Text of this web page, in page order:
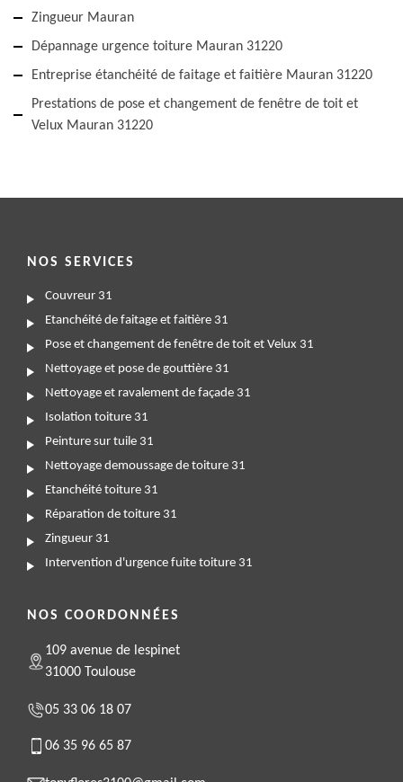
Zingueur Mauran
Dépannage urgence toiture Mauran 31220
Entreprise étanchéité de faitage et faitière Mauran 31220
Prestations de pose et changement de fenêtre de toit et
Velux Mauran 31220
NOS SERVICES
Couvreur 31
Etanchéité de faitage et faitière 31
Pose et changement de fenêtre de toit et Velux 31
Nettoyage et pose de gouttière 31
Nettoyage et ravalement de façade 31
Isolation toiture 31
Peinture sur tuile 31
Nettoyage demoussage de toiture 31
Etanchéité toiture 31
Réparation de toiture 31
Zingueur 31
Intervention d'urgence fuite toiture 31
NOS COORDONNÉES
109 avenue de lespinet
31000 Toulouse
05 33 06 18 07
06 35 96 65 87